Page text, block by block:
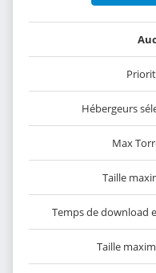
Hébergeurs
Max
Taille
Temps de download
Taille